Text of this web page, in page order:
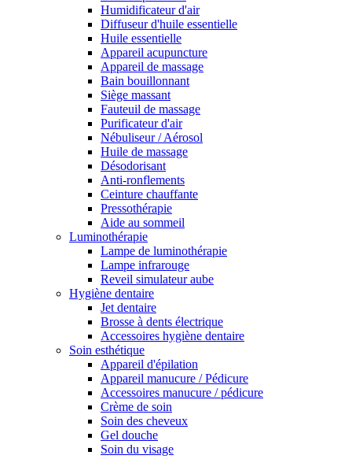
Humidificateur d'air
Diffuseur d'huile essentielle
Huile essentielle
Appareil acupuncture
Appareil de massage
Bain bouillonnant
Siège massant
Fauteuil de massage
Purificateur d'air
Nébuliseur / Aérosol
Huile de massage
Désodorisant
Anti-ronflements
Ceinture chauffante
Pressothérapie
Aide au sommeil
Luminothérapie
Lampe de luminothérapie
Lampe infrarouge
Reveil simulateur aube
Hygiène dentaire
Jet dentaire
Brosse à dents électrique
Accessoires hygiène dentaire
Soin esthétique
Appareil d'épilation
Appareil manucure / Pédicure
Accessoires manucure / pédicure
Crème de soin
Soin des cheveux
Gel douche
Soin du visage